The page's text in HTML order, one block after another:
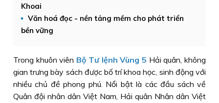
Khoai
Văn hoá đọc - nền tảng mềm cho phát triển
bền vững
Trong khuôn viên Bộ Tư lệnh Vùng 5 Hải quân, không
gian trưng bày sách được bố trí khoa học, sinh động với
nhiều chủ đề phong phú. Nổi bật là các đầu sách về
Quân đội nhân dân Việt Nam, Hải quân Nhân dân Việt